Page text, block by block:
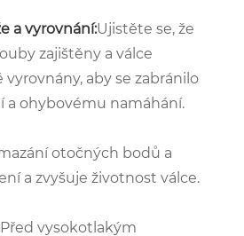
a vyrovnání:Ujistěte se, že
zajištěny a válce
vyrovnány, aby se zabránilo
a ohybovému namáhání.
otočných bodů a
a zvyšuje životnost válce.
Před vysokotlakým